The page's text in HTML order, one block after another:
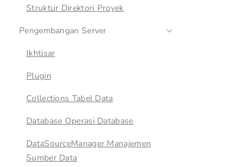
Struktur Direktori Proyek
Pengembangan Server
Ikhtisar
Plugin
Collections Tabel Data
Database Operasi Database
DataSourceManager Manajemen
Sumber Data